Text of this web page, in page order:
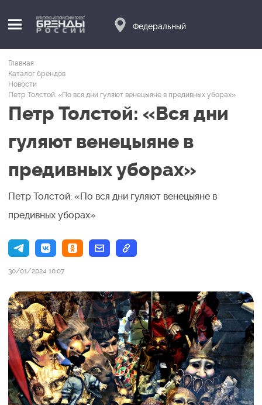
Федеральный
Главная
Каталог брендов
Новости
Петр Толстой: «По вся дни гуляют венецыяне в предивных уборах»
Петр Толстой: «Вся дни
гуляют венецыяне в
предивных уборах»
Петр Толстой: «По вся дни гуляют венецыяне в
предивных уборах»
30/01/2024 10:07